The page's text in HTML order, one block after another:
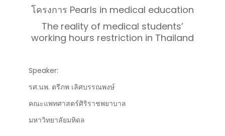
โครงการ Pearls in medical education
The reality of medical students’
working hours restriction in Thailand
Speaker:
รศ.นพ. ตรีภพ เลิศบรรณพงษ์
คณะแพทศาสตร์ศิริราชพยาบาล
มหาวิทยาลัยมหิดล